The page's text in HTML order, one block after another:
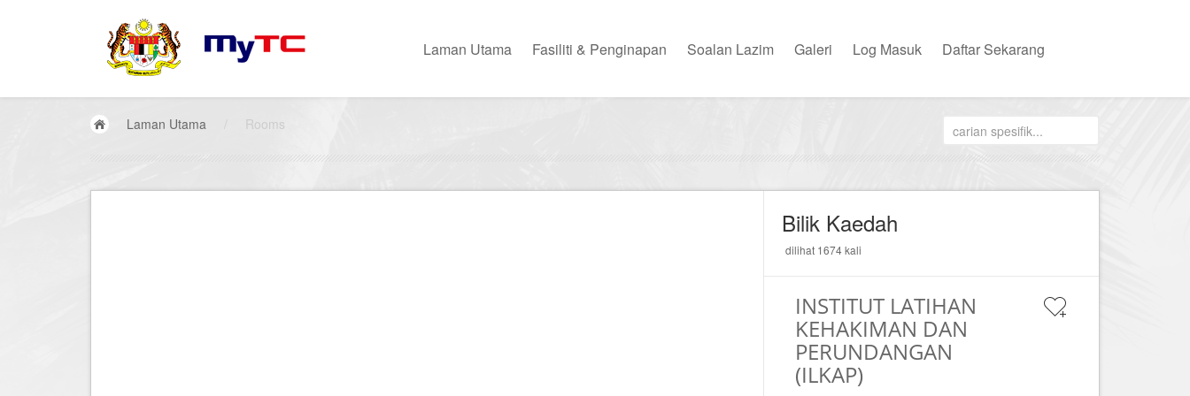
Laman Utama Fasiliti & Penginapan Soalan Lazim Galeri Log Masuk Daftar Sekarang
Laman Utama Rooms
Bilik Kaedah
dilihat 1674 kali
INSTITUT LATIHAN
KEHAKIMAN DAN
PERUNDANGAN
(ILKAP)